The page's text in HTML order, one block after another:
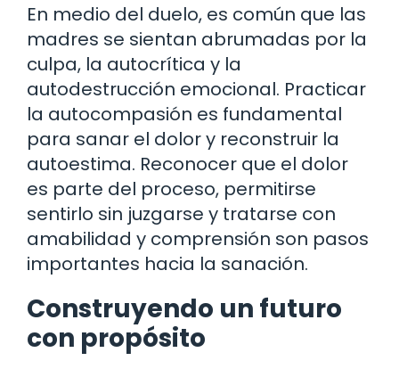
En medio del duelo, es común que las
madres se sientan abrumadas por la
culpa, la autocrítica y la
autodestrucción emocional. Practicar
la autocompasión es fundamental
para sanar el dolor y reconstruir la
autoestima. Reconocer que el dolor
es parte del proceso, permitirse
sentirlo sin juzgarse y tratarse con
amabilidad y comprensión son pasos
importantes hacia la sanación.
Construyendo un futuro
con propósito